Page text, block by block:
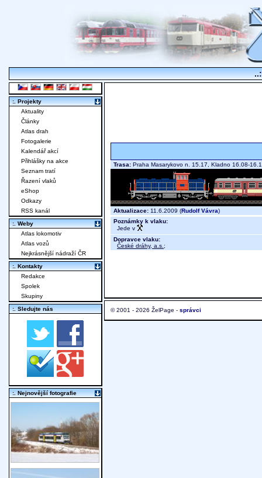
Trasa: Praha Masarykovo n. 15.17, Kladno 16.08-
Aktualizace: 11.6.2009 (Rudolf Vávra)
Poznámky k vlaku:
Jede v
Dopravce vlaku:
České dráhy, a.s. ;
© 2001 - 2026 ŽelPage - správci
:. Projekty
Aktuality
Články
Atlas drah
Fotogalerie
Kalendář akcí
Přihlášky na akce
Seznam tratí
Řazení vlaků
eShop
Odkazy
RSS kanál
:. Weby
Atlas lokomotiv
Atlas vozů
Nejkrásnější nádraží ČR
:. Kontakty
Redakce
Spolek
Skupiny
:. Sledujte nás
:. Nejnovější fotografie